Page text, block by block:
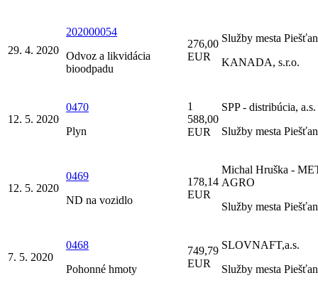
29. 4. 2020
202000054
Odvoz a likvidácia
bioodpadu
276,00
EUR
Služby mesta
KANADA, s.r.o.
12. 5. 2020
0470
Plyn
1
588,00
EUR
SPP - distribúcia, a.s.
Služby mesta
12. 5. 2020
0469
ND na vozidlo
178,14
EUR
Michal Hruška -
AGRO
Služby mesta
7. 5. 2020
0468
Pohonné hmoty
749,79
EUR
SLOVNAFT,a.s.
Služby mesta